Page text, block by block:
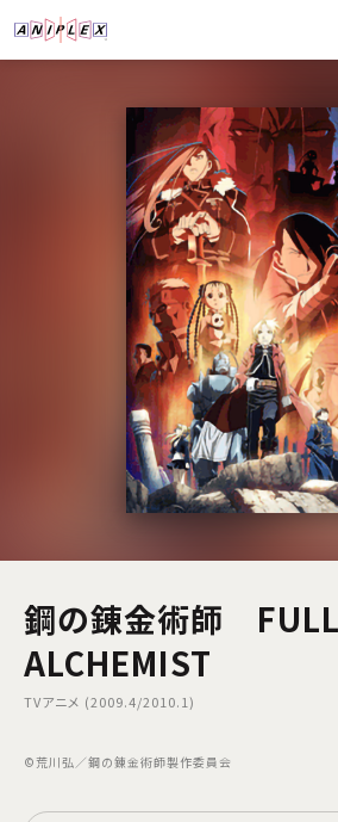
鋼の錬金術師
ALCHEMIST
TVアニメ (2009.4/2010.1)
©荒川弘／鋼の錬金術師製作委員会